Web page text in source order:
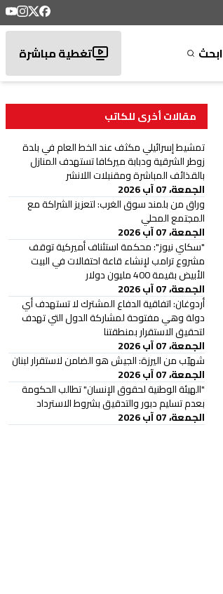
ابحث تغطية مباشرة
مقالات أخرى للكاتب
تمشيط إسرائيلي مكثف عند الخط العام في بلدة
زوطر الشرقية ودبابة ميركافا تستهدف المنازل
بالقذائف المباشرة ومقنبلات اللانشر
الجمعة، 07 آب 2026
وراق من بلمند سوق الغرب: لتعزيز الشراكة مع
المجتمع المحلي
الجمعة، 07 آب 2026
"سكاي نيوز": محكمة استئناف أميركية توقف
مشروع ترامب لإنشاء قاعة احتفالات في البيت
الأبيض بقيمة 400 مليون دولار
الجمعة، 07 آب 2026
أردوغان: اتفاقية الدفاع المشترك لا تستهدف أي
دولة وهي مفتوحة لمشاركة الدول التي تهدف
لتحقيق الاستقرار بمنطقتنا
الجمعة، 07 آب 2026
شهيّب من اليرزة: الجيش هو الضامن لاستقرار لبنان
الجمعة، 07 آب 2026
"الهيئة الوطنية لحقوق الإنسان" تطالب الحكومة
بعدم تسليم دبور والتدقيق بشروط الاسترداد
الجمعة، 07 آب 2026